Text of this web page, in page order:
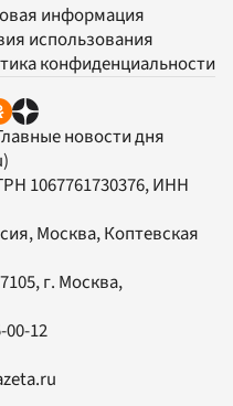
информация
использования
конфиденциальности
новости дня
1067761730376, ИНН
Москва, Коптевская
, г. Москва,
00-12